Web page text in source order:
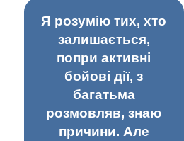
Я розумію тих, хто
залишається,
попри активні
бойові дії, з
багатьма
розмовляв, знаю
причини. Але